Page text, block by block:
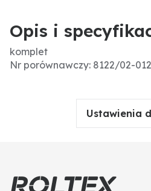
Opis i
komplet
Nr porównawczy: 8122/02-
Ustawienia